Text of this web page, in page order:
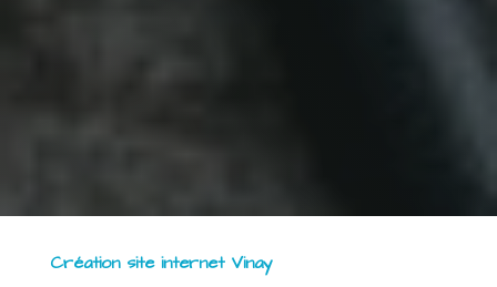
Création site internet Vinay